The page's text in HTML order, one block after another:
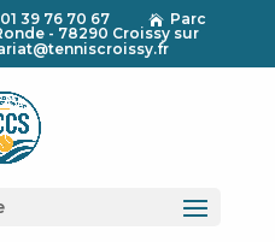
01 39 76 70 67  Parc
- 78290 Croissy sur